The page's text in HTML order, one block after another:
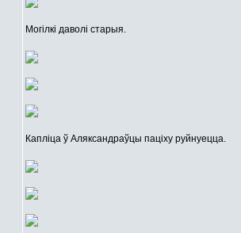
Могілкі даволі старыя.
Капліца ў Аляксандраўцы паціху руйнуецца.